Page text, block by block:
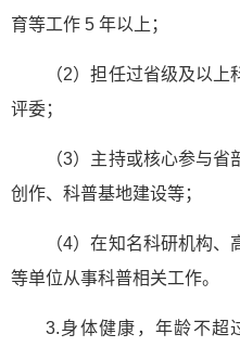
育等工作 5 年以上；
（2）担任过省级及以
评委；
（3）主持或核心参与
创作、科普基地建设等；
（4）在知名科研机构
等单位从事科普相关工作。
3.身体健康，年龄不超